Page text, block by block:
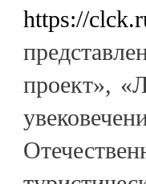
https://
проект»,